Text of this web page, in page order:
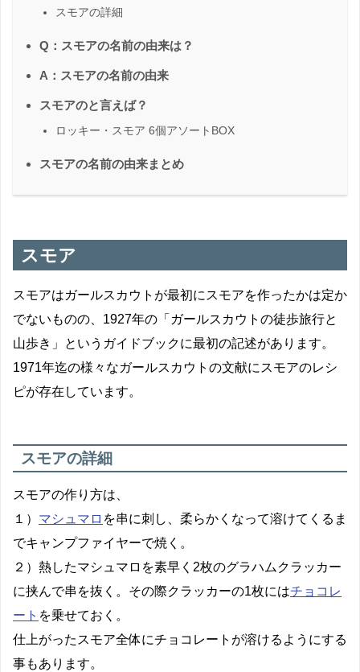
スモアの詳細
Q：スモアの名前の由来は？
A：スモアの名前の由来
スモアのと言えば？
ロッキー・スモア 6個アソートBOX
スモアの名前の由来まとめ
スモア
スモアはガールスカウトが最初にスモアを作ったかは定か
でないものの、1927年の「ガールスカウトの徒歩旅行と
山歩き」というガイドブックに最初の記述があります。
1971年迄の様々なガールスカウトの文献に スモアのレシ
ピが存在しています。
スモアの詳細
スモアの作り方は、
１） マシュマロ を串に刺し、柔らかくなって溶けてくるま
でキャンプファイヤーで焼く。
２）熱したマシュマロを素早く2枚のグラハムクラッカー
に挟んで串を抜く。その際クラッカーの1枚にはチョコレ
ート を乗せておく。
仕上がったスモア全体にチョコレートが溶けるようにする
事もあります。